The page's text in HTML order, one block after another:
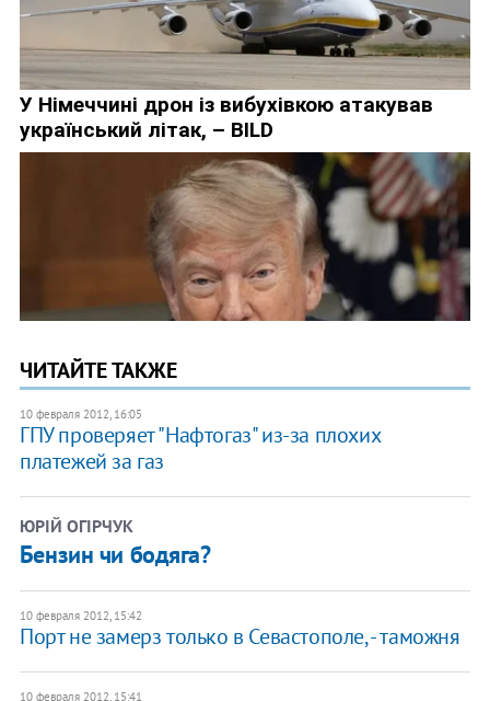
ЧИТАЙТЕ ТАКЖЕ
10 февраля 2012, 16:05
ГПУ проверяет "Нафтогаз" из-за плохих
платежей за газ
ЮРІЙ ОГІРЧУК
Бензин чи бодяга?
10 февраля 2012, 15:42
Порт не замерз только в Севастополе, - таможня
10 февраля 2012, 15:41